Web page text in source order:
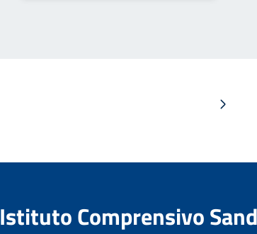
Pagina successiva
Istituto Comprensivo